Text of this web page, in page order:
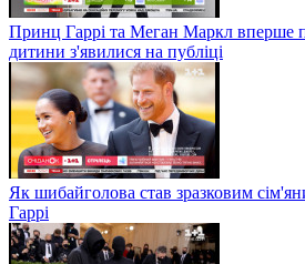
Принц Гаррі та Меган Маркл вперше
дитини з'явилися на публіці
Як шибайголова став зразковим
Гаррі